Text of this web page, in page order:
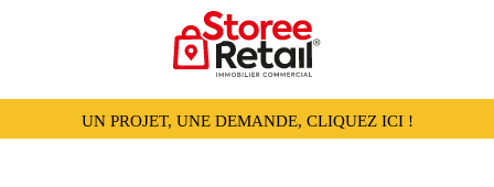
UN PROJET, UNE DEMANDE, CLIQUEZ ICI !